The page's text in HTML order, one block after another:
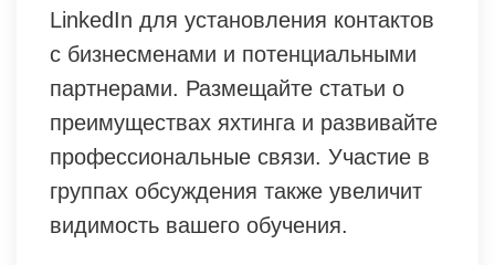
LinkedIn для установления контактов
с бизнесменами и потенциальными
партнерами. Размещайте статьи о
преимуществах яхтинга и развивайте
профессиональные связи. Участие в
группах обсуждения также увеличит
видимость вашего обучения.